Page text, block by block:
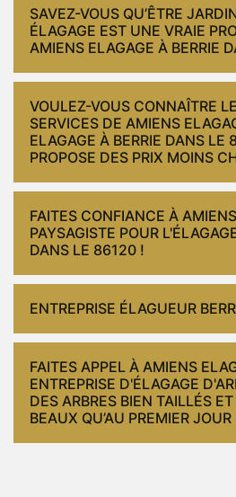
SAVEZ-VOUS QU’ÊTRE
ÉLAGAGE EST UNE VRAIE
AMIENS ELAGAGE À BERRIE
VOULEZ-VOUS CONNAÎTRE
SERVICES DE AMIENS
ELAGAGE À BERRIE DANS LE
PROPOSE DES PRIX MOINS
FAITES CONFIANCE À
PAYSAGISTE POUR
DANS LE 86120 !
ENTREPRISE ÉLAGUEUR
FAITES APPEL À AMIENS
ENTREPRISE D'ÉLAGAGE
DES ARBRES BIEN TAILLÉS
BEAUX QU’AU PREMIER JOUR